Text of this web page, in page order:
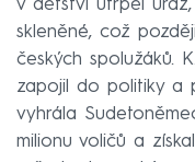
v dětství utrpěl
skleněné, což
českých spolužáků.
zapojil do politiky a
vyhrála
milionu voličů a